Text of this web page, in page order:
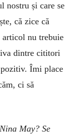
nostru și care se
că zice că
nu trebuie
dintre cititori
Îmi place
ci să
May? Se